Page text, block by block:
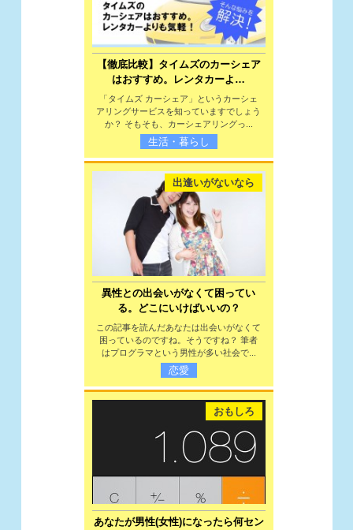
【徹底比較】タイムズのカーシェア
はおすすめ。レンタカーよ…
「タイムズ カーシェア」というカーシェ
アリングサービスを知っていますでしょう
か？ そもそも、カーシェアリングっ...
生活・暮らし
出逢いがないなら
異性との出会いがなくて困ってい
る。どこにいけばいいの？
この記事を読んだあなたは出会いがなくて
困っているのですね。そうですね？ 筆者
はプログラマという男性が多い社会で...
恋愛
おもしろ
あなたが男性(女性)になったら何セン